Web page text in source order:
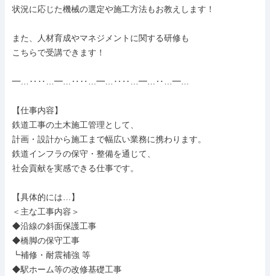
状況に応じた機械の選定や施工方法もお教えします！
また、人材育成やマネジメントに関する研修も
こちらで受講できます！
━…‥‥…━…‥‥…━…‥‥…━…‥…━…
【仕事内容】
鉄道工事の土木施工管理として、
計画・設計から施工まで幅広い業務に携わります。
鉄道インフラの保守・整備を通じて、
社会貢献を実感できる仕事です。
【具体的には…】
＜主な工事内容＞
◆沿線の斜面保護工事
◆橋脚の保守工事
┗補修・耐震補強 等
◆駅ホーム等の改修基礎工事